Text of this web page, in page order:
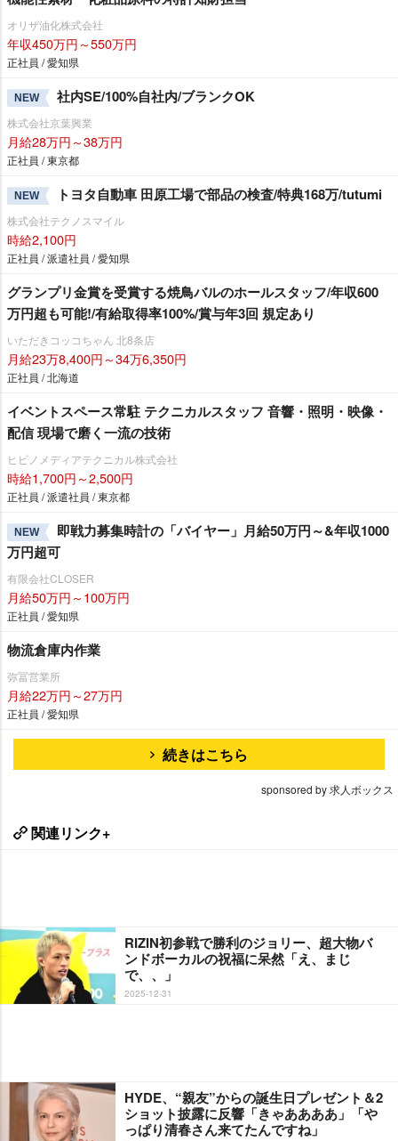
オリザ油化株式会社
年収450万円～550万円
正社員 / 愛知県
NEW 社内SE/100%自社内/ブランクOK
株式会社京葉興業
月給28万円～38万円
正社員 / 東京都
NEW トヨタ自動車 田原工場で部品の検査/特典168万/tutumi
株式会社テクノスマイル
時給2,100円
正社員 / 派遣社員 / 愛知県
グランプリ金賞を受賞する焼鳥バルのホールスタッフ/年収600
万円超も可能!/有給取得率100%/賞与年3回 規定あり
いただきコッコちゃん 北8条店
月給23万8,400円～34万6,350円
正社員 / 北海道
イベントスペース常駐 テクニカルスタッフ 音響・照明・映像・
配信 現場で磨く一流の技術
ヒビノメディアテクニカル株式会社
時給1,700円～2,500円
正社員 / 派遣社員 / 東京都
NEW
即戦力募集時計の「バイヤー」月給50万円～&年収1000
万円超可
有限会社CLOSER
月給50万円～100万円
正社員 / 愛知県
物流倉庫内作業
弥冨営業所
月給22万円～27万円
正社員 / 愛知県
続きはこちら
sponsored by 求人ボックス
関連リンク+
RIZIN初参戦で勝利のジョリー、超大物バ
ンドボーカルの祝福に呆然「え、まじ
で、、」
2025-12-31
HYDE、“親友”からの誕生日プレゼント＆2
ショット披露に反響「きゃああああ」「
っぱり清春さん来てたんですね」